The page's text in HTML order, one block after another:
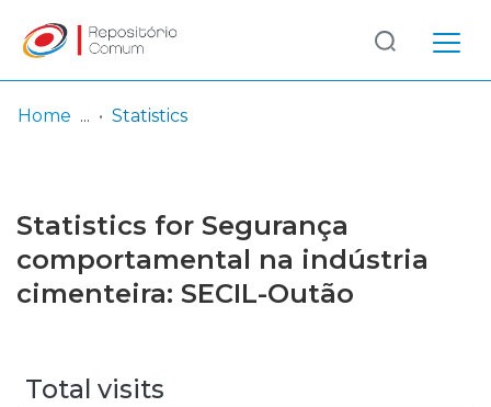
Browse repository
Entities
Log
In
(current)
Home Statistics
Statistics for Segurança
comportamental na indústria
cimenteira: SECIL-Outão
Total visits